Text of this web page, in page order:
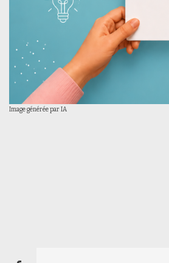
Image générée par IA